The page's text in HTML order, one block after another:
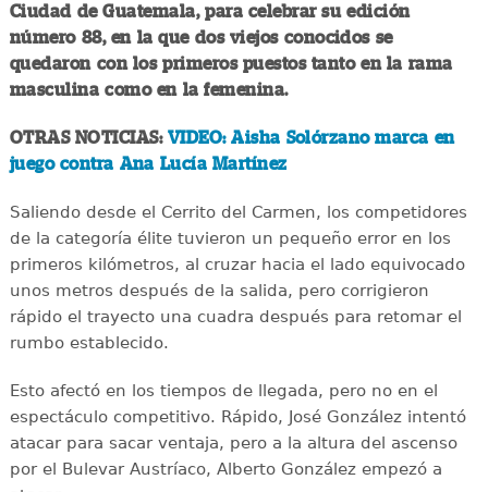
Ciudad de Guatemala, para celebrar su edición
número 88, en la que dos viejos conocidos se
quedaron con los primeros puestos tanto en la rama
masculina como en la femenina.
OTRAS NOTICIAS: VIDEO: Aisha Solórzano marca en
juego contra Ana Lucía Martínez
Saliendo desde el Cerrito del Carmen, los competidores
de la categoría élite tuvieron un pequeño error en los
primeros kilómetros, al cruzar hacia el lado equivocado
unos metros después de la salida, pero corrigieron
rápido el trayecto una cuadra después para retomar el
rumbo establecido.
Esto afectó en los tiempos de llegada, pero no en el
espectáculo competitivo. Rápido, José González intentó
atacar para sacar ventaja, pero a la altura del ascenso
por el Bulevar Austríaco, Alberto González empezó a